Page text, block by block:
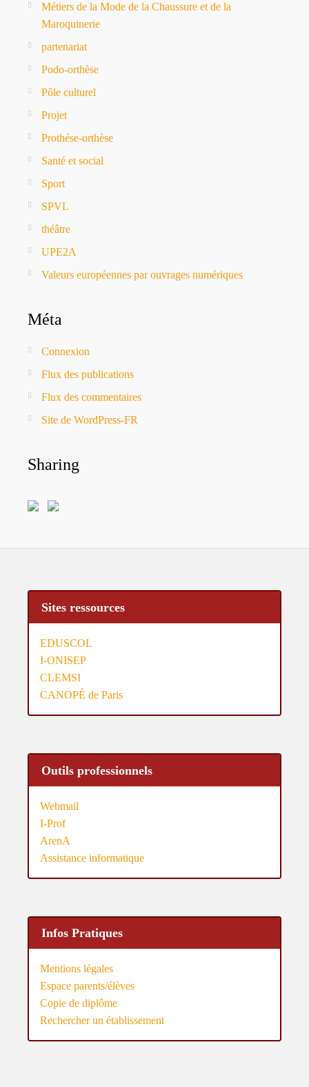
Métiers de la Mode de la Chaussure et de la
Maroquinerie
partenariat
Podo-orthèse
Pôle culturel
Projet
Prothése-orthèse
Santé et social
Sport
SPVL
théâtre
UPE2A
Valeurs européennes par ouvrages numériques
Méta
Connexion
Flux des publications
Flux des commentaires
Site de WordPress-FR
Sharing
Sites ressources
EDUSCOL
I-ONISEP
CLEMSI
CANOPÉ de Paris
Outils professionnels
Webmail
I-Prof
ArenA
Assistance informatique
Infos Pratiques
Mentions légales
Espace parents/élèves
Copie de diplôme
Rechercher un établissement